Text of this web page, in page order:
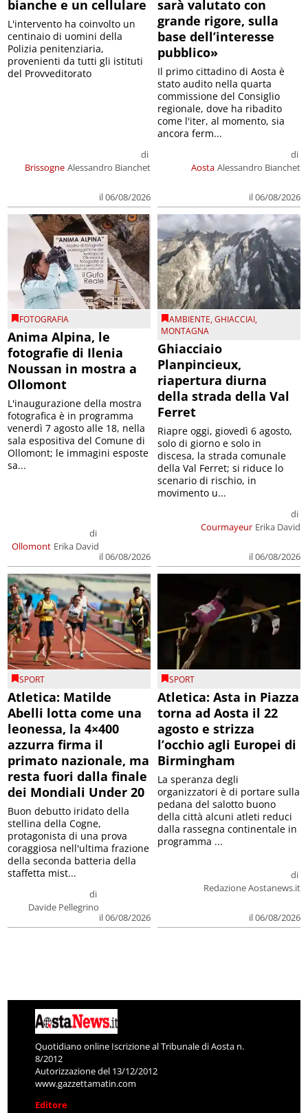
bianche e un cellulare
Brissogne
di
Alessandro Bianchet
il 06/08/2026
L'intervento ha coinvolto un
centinaio di uomini della
Polizia penitenziaria,
provenienti da tutti gli istituti
del Provveditorato
sarà valutato con
grande rigore, sulla
base dell’interesse
pubblico»
Aosta
di
Alessandro Bianchet
il 06/08/2026
Il primo cittadino di Aosta è
stato audito nella quarta
commissione del Consiglio
regionale, dove ha ribadito
come l'iter, al momento, sia
ancora ferm...
FOTOGRAFIA
Anima Alpina, le
fotografie di Ilenia
Noussan in mostra a
Ollomont
Ollomont
di
Erika David
il 06/08/2026
L'inaugurazione della mostra
fotografica è in programma
venerdì 7 agosto alle 18, nella
sala espositiva del Comune di
Ollomont; le immagini esposte
sa...
AMBIENTE,GHIACCIAI,
MONTAGNA
Ghiacciaio
Planpincieux,
riapertura diurna
della strada della Val
Ferret
Courmayeur
di
Erika David
il 06/08/2026
Riapre oggi, giovedì 6 agosto,
solo di giorno e solo in
discesa, la strada comunale
della Val Ferret; si riduce lo
scenario di rischio, in
movimento u...
SPORT
Atletica: Matilde
Abelli lotta come una
leonessa, la 4×400
azzurra firma il
primato nazionale, ma
resta fuori dalla finale
dei Mondiali Under 20
di
Davide Pellegrino
il 06/08/2026
Buon debutto iridato della
stellina della Cogne,
protagonista di una prova
coraggiosa nell'ultima frazione
della seconda batteria della
staffetta mist...
SPORT
Atletica: Asta in Piazza
torna ad Aosta il 22
agosto e strizza
l’occhio agli Europei di
Birmingham
di
Redazione Aostanews.it
il 06/08/2026
La speranza degli
organizzatori è di portare sulla
pedana del salotto buono
della città alcuni atleti reduci
dalla rassegna continentale in
programma ...
Quotidiano online Iscrizione al Tribunale di Aosta n.
8/2012
Autorizzazione del 13/12/2012
www.gazzettamatin.com
Editore